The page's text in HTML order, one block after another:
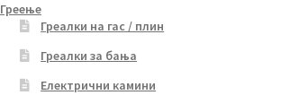
Греење
Греалки на гас / плин
Греалки за бања
Електрични камини